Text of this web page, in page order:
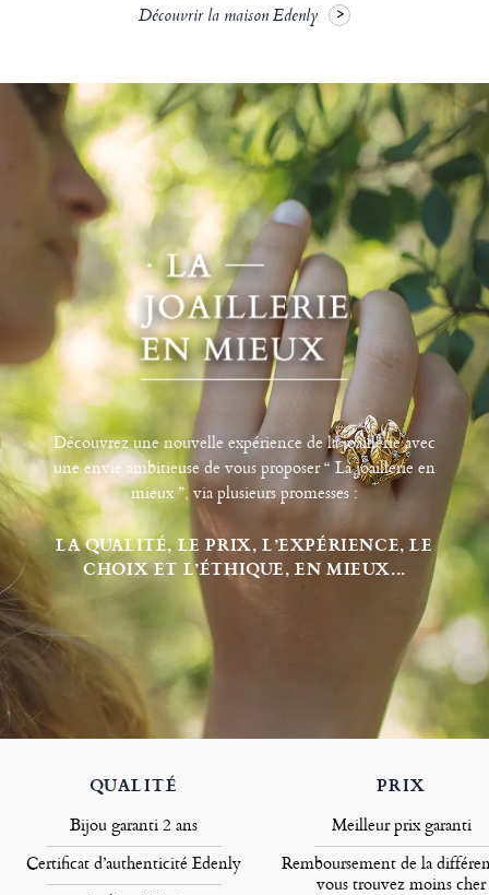
Découvrir la maison Edenly
Découvrez une nouvelle expérience de la joaillerie avec
une envie ambitieuse de vous proposer “ La joaillerie en
mieux ”, via plusieurs promesses :
LA QUALITÉ, LE PRIX, L’EXPÉRIENCE, LE
CHOIX ET L’ÉTHIQUE, EN MIEUX...
QUALITÉ
Bijou garanti 2 ans
Certificat d’authenticité Edenly
PRIX
Meilleur prix garanti
Remboursement de la
vous trouvez moins cher